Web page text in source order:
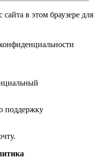
в этом браузере для
поддержку